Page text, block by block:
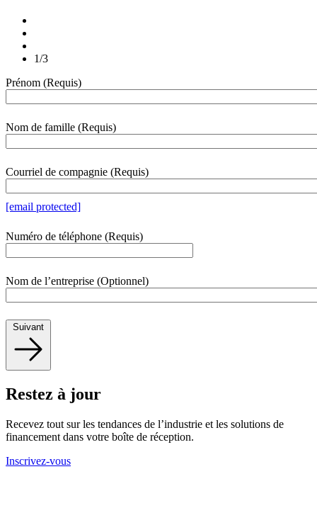
1/3
webform
section
Prénom (Requis)
Nom de famille (Requis)
Courriel de compagnie (Requis)
[email protected]
Numéro de téléphone (Requis)
Nom de l’entreprise (Optionnel)
Suivant
Restez à jour
Recevez tout sur les tendances de l’industrie et les solutions de
financement dans votre boîte de réception.
Inscrivez-vous